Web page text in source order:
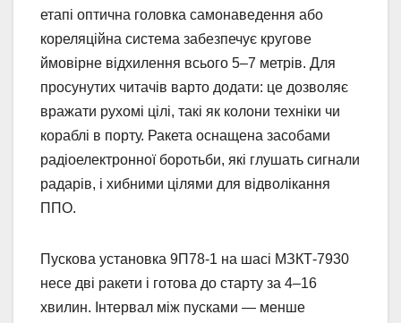
етапі оптична головка самонаведення або
кореляційна система забезпечує кругове
ймовірне відхилення всього 5–7 метрів. Для
просунутих читачів варто додати: це дозволяє
вражати рухомі цілі, такі як колони техніки чи
кораблі в порту. Ракета оснащена засобами
радіоелектронної боротьби, які глушать сигнали
радарів, і хибними цілями для відволікання
ППО.
Пускова установка 9П78-1 на шасі МЗКТ-7930
несе дві ракети і готова до старту за 4–16
хвилин. Інтервал між пусками — менше